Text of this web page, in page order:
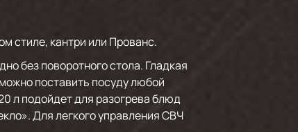
стиле, кантри или Прованс.
без поворотного стола. Гладкая
поставить посуду любой
л подойдет для разогрева блюд
Для легкого управления СВЧ